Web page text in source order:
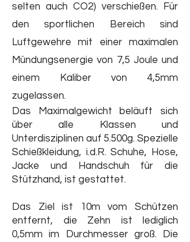
selten auch CO2) verschießen. Für
den sportlichen Bereich sind
Luftgewehre mit einer maximalen
Mündungsenergie von 7,5 Joule und
einem Kaliber von 4,5mm
zugelassen.
Das Maximalgewicht beläuft sich
über alle Klassen und
Unterdisziplinen auf 5.500g. Spezielle
Schießkleidung, i.d.R. Schuhe, Hose,
Jacke und Handschuh für die
Stützhand, ist gestattet.
Das Ziel ist 10m vom Schützen
entfernt, die Zehn ist lediglich
0,5mm im Durchmesser groß. Die